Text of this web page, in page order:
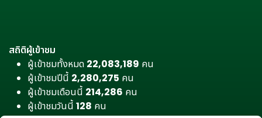
สถิติผู้เข้าชม
ผู้เข้าชมทั้งหมด 22,083,189 คน
ผู้เข้าชมปีนี้ 2,280,275 คน
ผู้เข้าชมเดือนนี้ 214,286 คน
ผู้เข้าชมวันนี้ 128 คน